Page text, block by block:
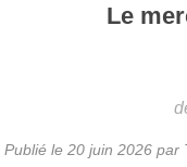
Le
Publié le 20 juin 2026 par